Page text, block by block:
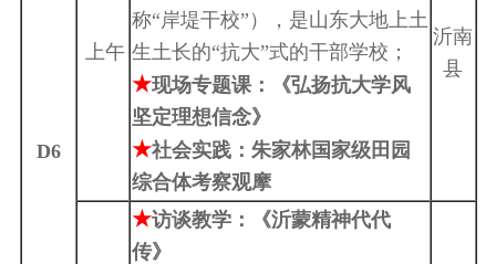
D6
上午
称“岸堤干校”），是山东大地上土
生土长的“抗大”式的干部学校；
★现场专题课：《弘扬抗大学风
坚定理想信念》
★社会实践： 朱家林国家级田园
综合体考察观摩
沂南
县
★访谈教学：《沂蒙精神代代
传》